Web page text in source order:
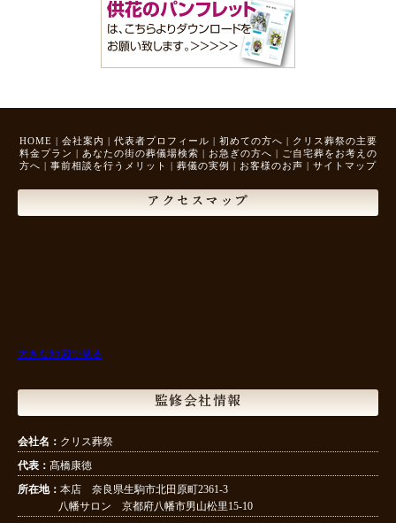
HOME | 会社案内 | 代表者プロフィール | 初めての方へ | クリス葬祭の主要
料金プラン | あなたの街の葬儀場検索 | お急ぎの方へ | ご自宅葬をお考えの
方へ | 事前相談を行うメリット | 葬儀の実例 | お客様のお声 | サイトマップ
アクセスマップ
大きな地図で見る
監修会社情報
会社名： クリス葬祭
代表： 髙橋康徳
所在地： 本店 奈良県生駒市北田原町2361-3
八幡サロン 京都府八幡市男山松里15-10